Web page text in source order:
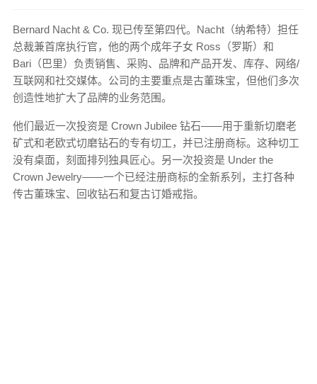
Bernard Nacht & Co. 现已传至第四代。Nacht（纳希特）担任
总裁兼首席执行官，他的两个成年子女 Ross（罗斯）和
Bari（巴里）负责销售、采购、品牌和产品开发、库存、网络/
互联网和社交媒体。公司的主要重点是古董珠宝，但他们多次
创造性地扩大了品牌的业务范围。
他们最近一次投资是 Crown Jubilee 钻石——用于重新切磨老
矿式和老欧式切磨钻石的专有切工，并已注册商标。这种切工
没有桌面，刻面排列独具匠心。另一次投资是 Under the
Crown Jewelry——一个已经注册商标的全新系列，主打各种
传古董珠宝、回收钻石和复古订婚戒指。